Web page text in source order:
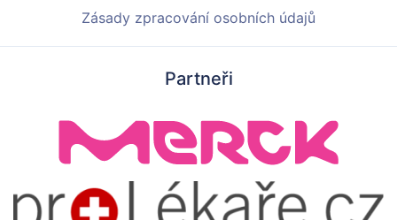
Zásady zpracování osobních údajů
Partneři